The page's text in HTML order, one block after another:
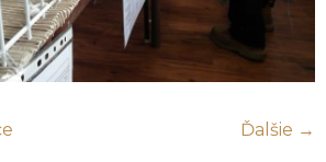
Ďalšie →